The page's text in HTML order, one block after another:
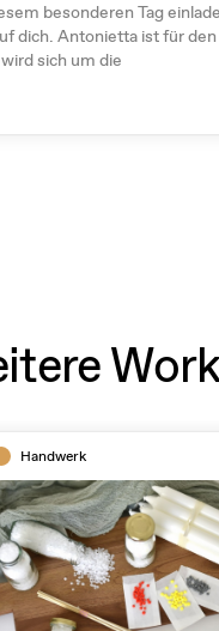
besonderen Tag
dich. Antonietta ist für den
sich um die
Handwerk